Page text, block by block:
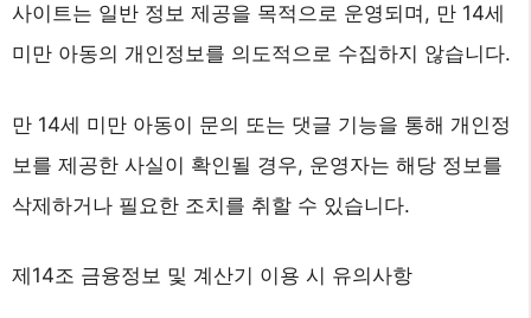
사이트는 일반 정보 제공을 목적으로 운영되며, 만 14세
미만 아동의 개인정보를 의도적으로 수집하지 않습니다.
만 14세 미만 아동이 문의 또는 댓글 기능을 통해 개인정
보를 제공한 사실이 확인될 경우, 운영자는 해당 정보를
삭제하거나 필요한 조치를 취할 수 있습니다.
제14조 금융정보 및 계산기 이용 시 유의사항